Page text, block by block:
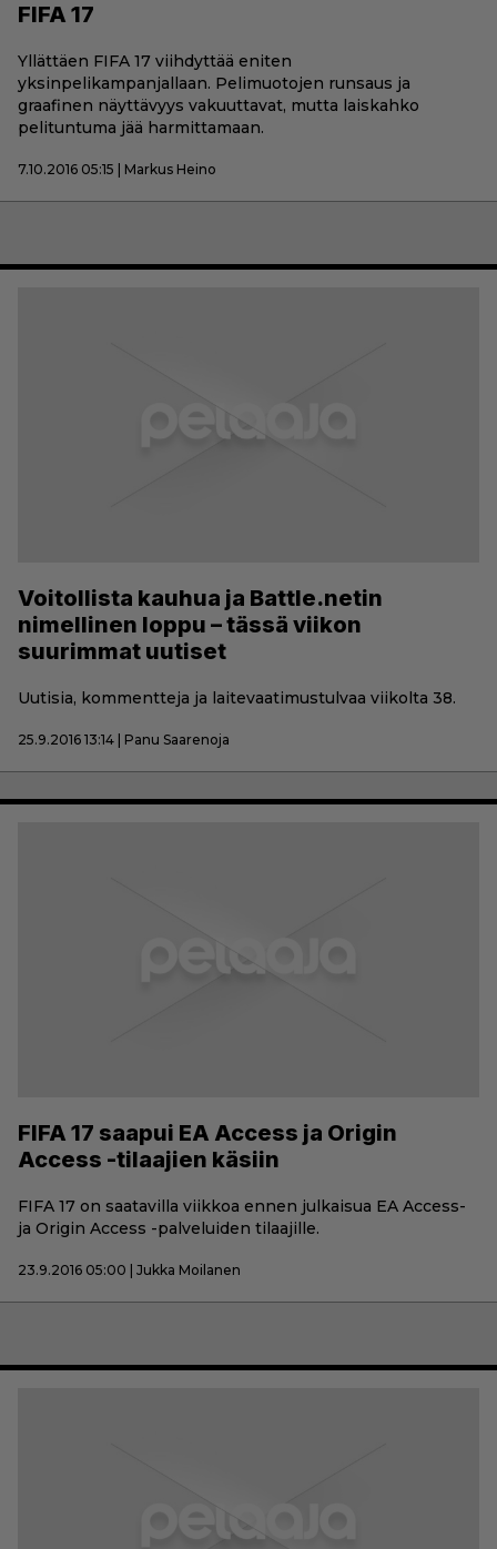
FIFA 17
Yllättäen FIFA 17 viihdyttää eniten
yksinpelikampanjallaan. Pelimuotojen runsaus ja
graafinen näyttävyys vakuuttavat, mutta laiskahko
pelituntuma jää harmittamaan.
7.10.2016 05:15 | Markus Heino
Voitollista kauhua ja Battle.netin
nimellinen loppu – tässä viikon
suurimmat uutiset
Uutisia, kommentteja ja laitevaatimustulvaa viikolta 38.
25.9.2016 13:14 | Panu Saarenoja
FIFA 17 saapui EA Access ja Origin
Access -tilaajien käsiin
FIFA 17 on saatavilla viikkoa ennen julkaisua EA Access-
ja Origin Access -palveluiden tilaajille.
23.9.2016 05:00 | Jukka Moilanen